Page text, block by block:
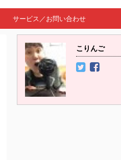
サービス／お問い合わせ
こりんご